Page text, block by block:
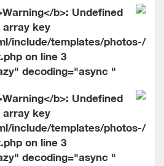
include/templates/photos-
on line3
" loading="lazy" decoding="async">
include/templates/photos-
on line3
" loading="lazy" decoding="async">